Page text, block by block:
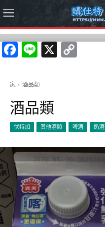
Facebook
Line
X
家 酒品類
酒品類
伏特加 其他酒類 啤酒 奶酒